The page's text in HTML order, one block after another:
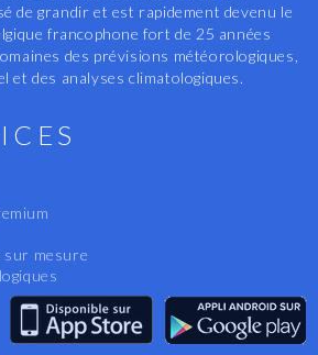
de grandir et est rapidement devenu le
francophone fort de 25 années
des prévisions météorologiques,
et des analyses climatologiques.
sur mesure